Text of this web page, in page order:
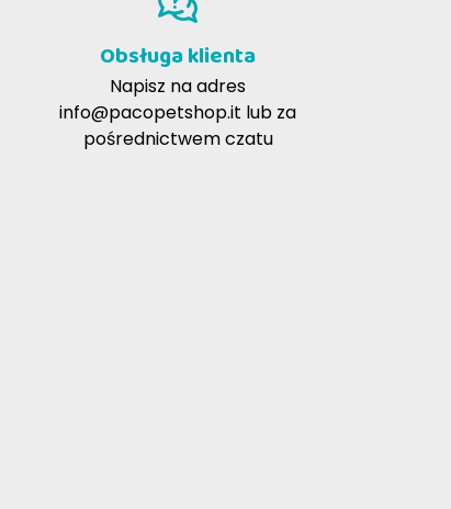
qualità elevata. Forse il formato è un pò
(cane di 20 kg).Obsługa klienta
Napisz na adres
info@pacopetshop.it lub za
pośrednictwem czatu